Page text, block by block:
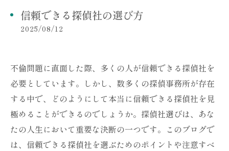
信頼できる探偵社の選び方
2025/08/12
不倫問題に直面した際、多くの人が信頼できる探偵社を
必要としています。しかし、数多くの探偵事務所が存在
する中で、どのようにして本当に信頼できる探偵社を見
極めることができるのでしょうか。探偵社選びは、あな
たの人生において重要な決断の一つです。このブログで
は、信頼できる探偵社を選ぶためのポイントや注意すべ